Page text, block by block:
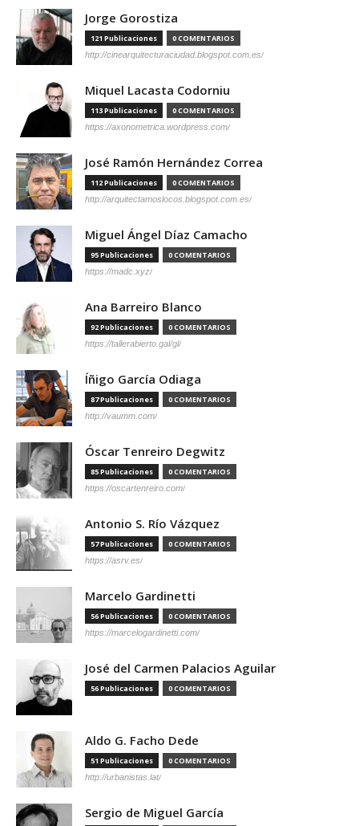
Jorge Gorostiza
121 Publicaciones 0 COMENTARIOS
http://cinearquitecturaciudad.blogspot.com.es/
Miquel Lacasta Codorniu
113 Publicaciones 0 COMENTARIOS
https://axonometrica.wordpress.com/
José Ramón Hernández Correa
112 Publicaciones 0 COMENTARIOS
http://arquitectamoslocos.blogspot.com.es/
Miguel Ángel Díaz Camacho
95 Publicaciones 0 COMENTARIOS
https://madc.xyz/
Ana Barreiro Blanco
92 Publicaciones 0 COMENTARIOS
https://tallerabierto.gal/gl/
Íñigo García Odiaga
87 Publicaciones 0 COMENTARIOS
http://vaumm.com/
Óscar Tenreiro Degwitz
85 Publicaciones 0 COMENTARIOS
https://oscartenreiro.com/
Antonio S. Río Vázquez
57 Publicaciones 0 COMENTARIOS
https://asrv.es/
Marcelo Gardinetti
56 Publicaciones 0 COMENTARIOS
https://marcelogardinetti.com/
José del Carmen Palacios Aguilar
56 Publicaciones 0 COMENTARIOS
Aldo G. Facho Dede
51 Publicaciones 0 COMENTARIOS
http://urbanistas.lat/
Sergio de Miguel García